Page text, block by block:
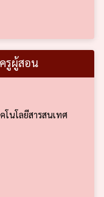
รูผู้สอน
โนโลยีสารสนเทศ